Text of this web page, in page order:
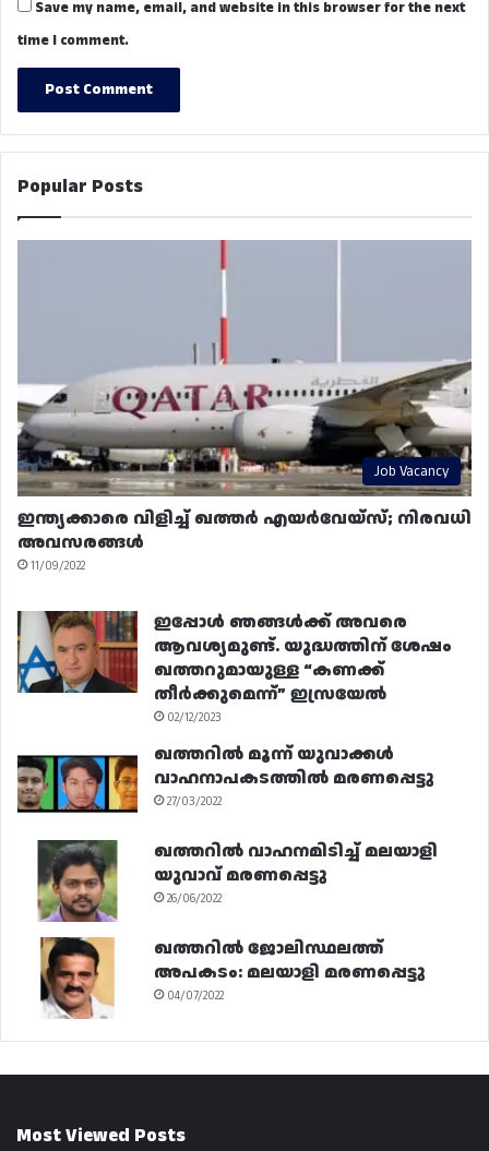
Save my name, email, and website in this browser for the next
time I comment.
Popular Posts
Job Vacancy
ഇന്ത്യക്കാരെ വിളിച്ച് ഖത്തർ എയർവേയ്‌സ്; നിരവധി
അവസരങ്ങൾ
11/09/2022
ഇപ്പോൾ ഞങ്ങൾക്ക് അവരെ
ആവശ്യമുണ്ട്. യുദ്ധത്തിന് ശേഷം
ഖത്തറുമായുള്ള “കണക്ക്
തീർക്കുമെന്ന്” ഇസ്രയേൽ
02/12/2023
ഖത്തറിൽ മൂന്ന് യുവാക്കൾ
വാഹനാപകടത്തിൽ മരണപ്പെട്ടു
27/03/2022
ഖത്തറിൽ വാഹനമിടിച്ച് മലയാളി
യുവാവ് മരണപ്പെട്ടു
26/06/2022
ഖത്തറിൽ ജോലിസ്ഥലത്ത്
അപകടം: മലയാളി മരണപ്പെട്ടു
04/07/2022
Most Viewed Posts